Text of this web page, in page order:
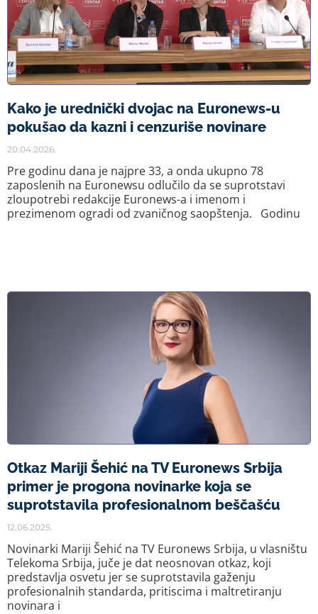
Kako je urednički dvojac na Euronews-u
pokušao da kazni i cenzuriše novinare
20.04.2026.
Pre godinu dana je najpre 33, a onda ukupno 78
zaposlenih na Euronewsu odlučilo da se suprotstavi
zloupotrebi redakcije Euronews-a i imenom i
prezimenom ogradi od zvaničnog saopštenja. Godinu
Otkaz Mariji Šehić na TV Euronews Srbija
primer je progona novinarke koja se
suprotstavila profesionalnom beščašću
12.06.2025.
Novinarki Mariji Šehić na TV Euronews Srbija, u vlasništu
Telekoma Srbija, juče je dat neosnovan otkaz, koji
predstavlja osvetu jer se suprotstavila gaženju
profesionalnih standarda, pritiscima i maltretiranju
novinara i